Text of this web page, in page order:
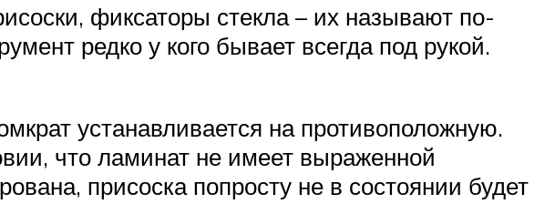
фиксаторы стекла – их называют по-
редко у кого бывает всегда под рукой.
устанавливается на противоположную.
что ламинат не имеет выраженной
присоска попросту не в состоянии будет